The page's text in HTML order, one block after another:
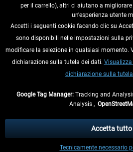
RECEDERE DAL CONTRATTO
INFORMAZIONI
eventualmente le spese di spedizione, se
** Riguarda le spedizioni al di fuori della
per il carrello), altri ci aiutano a
un'esperienza utente
Accetti i seguenti cookie facendo clic su
sono disponibili nelle impostazioni sulla
modificare la selezione in qualsiasi momento.
dichiarazione sulla tutela dei dati.
dichiarazione sulla
Google Tag Manager: Tracking and
Analysis ,
Tecnicamente necessario
Accetta tutto